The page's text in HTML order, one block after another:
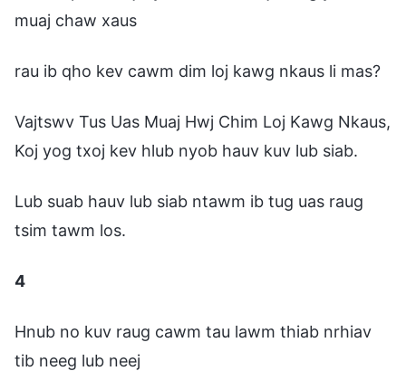
muaj chaw xaus
rau ib qho kev cawm dim loj kawg nkaus li mas?
Vajtswv Tus Uas Muaj Hwj Chim Loj Kawg Nkaus,
Koj yog txoj kev hlub nyob hauv kuv lub siab.
Lub suab hauv lub siab ntawm ib tug uas raug
tsim tawm los.
4
Hnub no kuv raug cawm tau lawm thiab nrhiav
tib neeg lub neej